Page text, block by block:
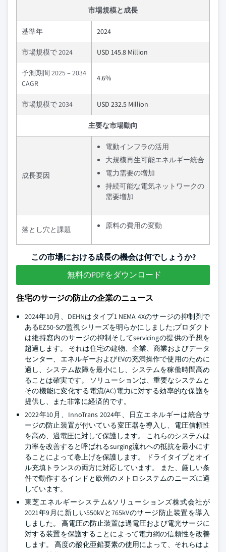
市場規模と成長
基準年 2024
市場規模で 2024 USD 145.8 Million
予測期間 2025 – 2034
CAGR
4.6%
市場規模で 2034 USD 232.5 Million
主要な市場動向
成長要因
電動インフラの活用
大規模再生可能エネルギー統合
電力需要の増加
持続可能な電気ネットワークの
需要増加
落とし穴と課題 原料の費用の変動
この市場における成長の機会は何でしょうか?
無料のPDFをダウンロード
住宅のサージの防止の企業のニュース
2024年10月、DEHNはタイプ1 NEMA 4Xのサージの抑制剤で
あるEZ50-Sの監視シリーズを明らかにしました;プロダクト
は維持窓内のサージの抑制そしてservicingの提供の予想を
超過します。 それは住宅の建物、企業、商業およびデータ
センター、エネルギーおよびEVの充満操作で使用のために
適し、システム故障を最小にし、システムを稼働時間高め
ることは確実です。 ソリューションは、重要なシステムと
その機能に変化する電流(AC)電力に対する効率的な保護を
提供し、また非常に経済的です。
2022年10月、InnoTrans 2024年、日立エネルギーは統合サ
ージの防止装置が付いている変圧器を導入し、電圧信頼性
を高め、過電圧に対して保護します。 これらのシステムは
力率を改善すると呼ばれるsurging流れへの抵抗を最小にす
ることによって巻上げを保護します。 ドライタイプとオイ
ル充填トランスの両方に対応しています。 また、厳しい条
件で動作するインドと欧州のメトロシステムのニーズに適
しています。
東芝エネルギーシステム&ソリューションズ株式会社が
2021年9月に新しい550kVと765kVのサージ防止装置を導入
しました。 高電圧の防止装置は過電圧および電光サージに
対する装置を保護することによって電力網の信頼性を改善
します。 高度の酸化亜鉛要素の使用によって、それらはよ